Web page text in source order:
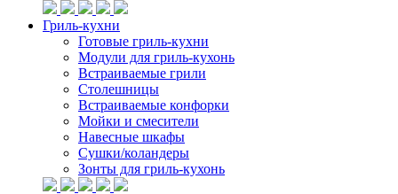
Гриль-кухни
Готовые гриль-кухни
Модули для гриль-кухонь
Встраиваемые грили
Столешницы
Встраиваемые конфорки
Мойки и смесители
Навесные шкафы
Сушки/коландеры
Зонты для гриль-кухонь